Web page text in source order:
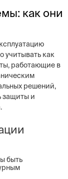
как они
учитывать как
работающие в
решений,
защиты и
быть